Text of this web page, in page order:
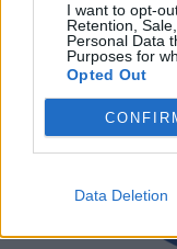
I want to opt-
Retention,
Personal Data
Purposes for
Opted Out
Data Deletion